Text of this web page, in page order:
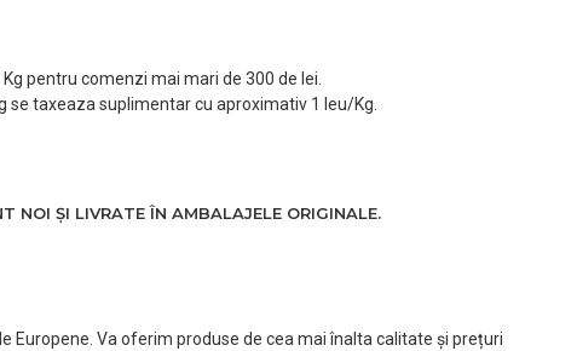
pentru comenzi mai mari de 300 de lei.
se taxeaza suplimentar cu aproximativ 1 leu/Kg.
NOI ȘI LIVRATE ÎN AMBALAJELE ORIGINALE.
Europene. Va oferim produse de cea mai înalta calitate și prețuri